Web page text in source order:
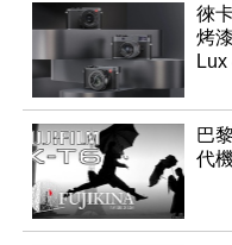
徠
烤
巴
代